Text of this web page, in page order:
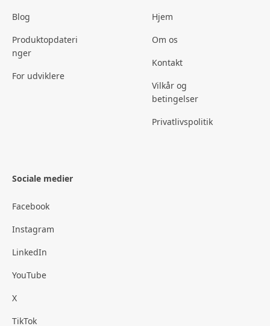
Blog
Produktopdateri
nger
For udviklere
Hjem
Om os
Kontakt
Vilkår og
betingelser
Privatlivspolitik
Sociale medier
Facebook
Instagram
LinkedIn
YouTube
X
TikTok